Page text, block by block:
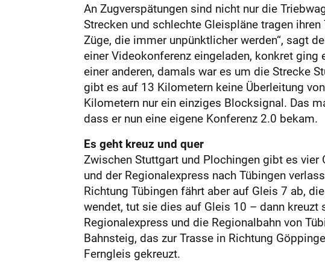
An Zugverspätungen sind nicht nur die
Strecken und schlechte Gleispläne tragen
Züge, die immer unpünktlicher werden“, sagt
einer Videokonferenz eingeladen, konkret
einer anderen, damals war es um die Strecke
gibt es auf 13 Kilometern keine Überleitung
Kilometern nur ein einziges Blocksignal. Das
dass er nun eine eigene Konferenz 2.0 bekam.
Es geht kreuz und quer
Zwischen Stuttgart und Plochingen gibt es vier
und der Regionalexpress nach Tübingen
Richtung Tübingen fährt aber auf Gleis 7 ab,
wendet, tut sie dies auf Gleis 10 – dann kreuzt
Regionalexpress und die Regionalbahn von
Bahnsteig, das zur Trasse in Richtung
Ferngleis gekreuzt.